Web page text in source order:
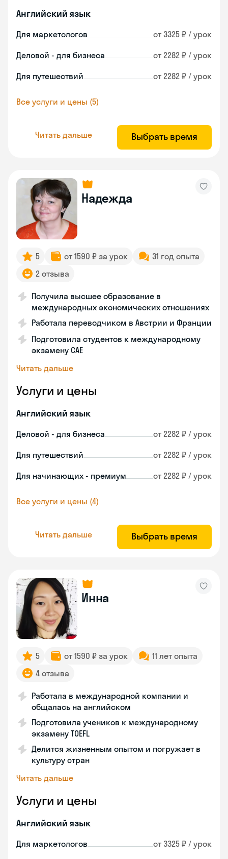
Английский язык
Для маркетологов от 3325 ₽ / урок
Деловой - для бизнеса от 2282 ₽ / урок
Для путешествий от 2282 ₽ / урок
Все услуги и цены (5)
Читать дальше Выбрать время
Надежда
5 от 1590 ₽ за урок
31 год опыта
2 отзыва
Получила высшее образование в
международных экономических отношениях
Работала переводчиком в Австрии и Франции
Подготовила студентов к международному
экзамену CAE
Читать дальше
Услуги и цены
Английский язык
Деловой - для бизнеса от 2282 ₽ / урок
Для путешествий от 2282 ₽ / урок
Для начинающих - премиум от 2282 ₽ / урок
Все услуги и цены (4)
Читать дальше Выбрать время
Инна
5 от 1590 ₽ за урок
11 лет опыта
4 отзыва
Работала в международной компании и
общалась на английском
Подготовила учеников к международному
экзамену TOEFL
Делится жизненным опытом и погружает в
культуру стран
Читать дальше
Услуги и цены
Английский язык
Для маркетологов от 3325 ₽ / урок